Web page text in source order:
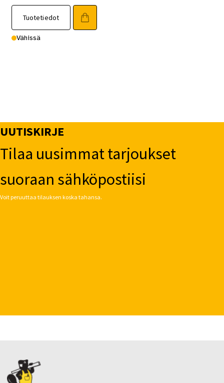
Tuotetiedot
Vähissä
UUTISKIRJE
Tilaa uusimmat tarjoukset
suoraan sähköpostiisi
Voit peruuttaa tilauksen koska tahansa.